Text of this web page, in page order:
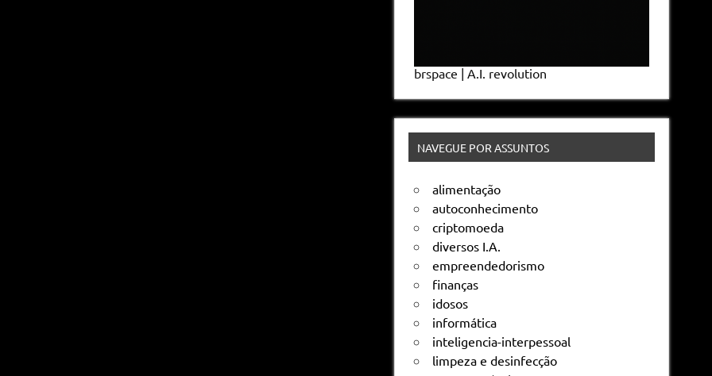
brspace | A.I. revolution
NAVEGUE POR ASSUNTOS
alimentação
autoconhecimento
criptomoeda
diversos I.A.
empreendedorismo
finanças
idosos
informática
inteligencia-interpessoal
limpeza e desinfecção